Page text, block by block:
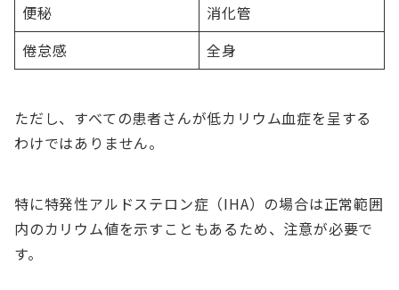
便秘
消化管
倦怠感
全身
ただし、すべての患者さんが低カリウム血症を呈する
わけではありません。
特に特発性アルドステロン症（IHA）の場合は正常範囲
内のカリウム値を示すこともあるため、注意が必要で
す。